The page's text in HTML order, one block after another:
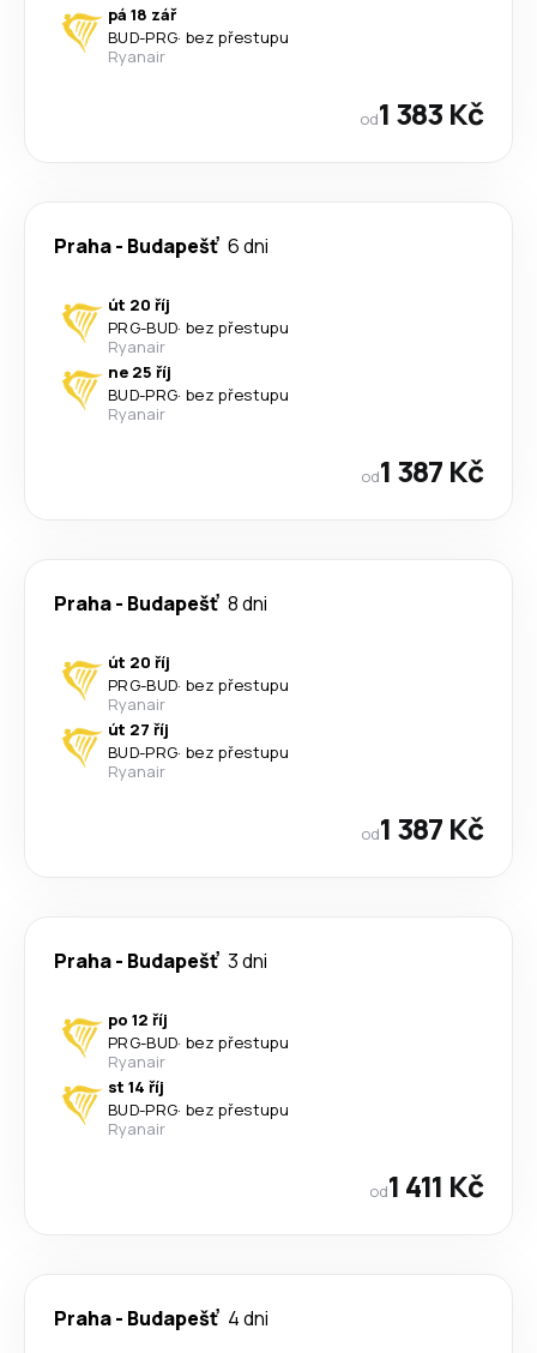
pá 18 zář
BUD-PRG· bez přestupu
Ryanair
od1 383 Kč
Praha- Budapešť 6 dni
út 20 říj
PRG-BUD· bez přestupu
Ryanair
ne 25 říj
BUD-PRG· bez přestupu
Ryanair
od1 387 Kč
Praha- Budapešť 8 dni
út 20 říj
PRG-BUD· bez přestupu
Ryanair
út 27 říj
BUD-PRG· bez přestupu
Ryanair
od1 387 Kč
Praha- Budapešť 3 dni
po 12 říj
PRG-BUD· bez přestupu
Ryanair
st 14 říj
BUD-PRG· bez přestupu
Ryanair
od1 411 Kč
Praha- Budapešť 4 dni